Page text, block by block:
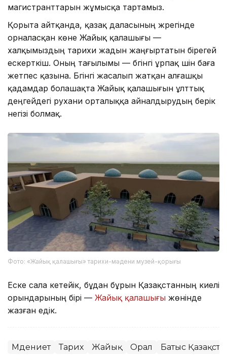
магистранттарын жұмысқа тартамыз.
Қорыта айтқанда, қазақ даласының жүрегінде
орналасқан көне Жайық қалашығы —
халқымыздың тарихи жадын жаңғыртатын бірегей
ескерткіш. Оның тағылымы — бүгінгі ұрпақ үшін баға
жетпес қазына. Бүгінгі жасалып жатқан алғашқы
қадамдар болашақта Жайық қалашығын ұлттық
деңгейдегі рухани орталыққа айналдырудың берік
негізі болмақ.
Фото: «Жайық қалашығы» тарихи-мәдени музей-қорығы
Еске сала кетейік, бұдан бұрын Қазақстанның киелі
орындарының бірі — Жайық қалашығы жөнінде
жазған едік.
Мәдениет Тарих Жайық Орал Батыс